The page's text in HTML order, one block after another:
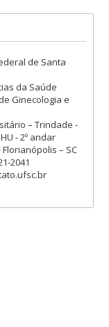
de Santa
da Saúde
Ginecologia e
– Trindade -
- 2º andar
Florianópolis – SC
2041